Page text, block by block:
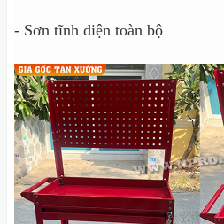
- Sơn tĩnh điện toàn bộ